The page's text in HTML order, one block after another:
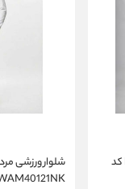
شلوار گرمکن مردانه کوتون Koton کد